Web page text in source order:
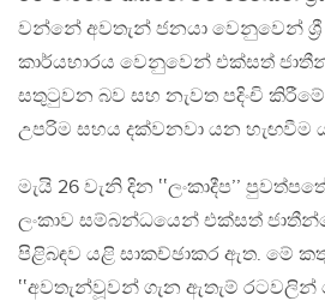
වන්නේ අවතැන් ජනයා වෙනුවෙන් ශ්‍රී
කාර්යභාරය වෙනුවෙන් එක්සත්
සතුටුවන බව සහ නැවත පදිංචි
උපරිම සහය දක්වනවා යන හැඟවීම
මැයි 26 වැනි දින ‛‛ලංකාදීප’’
ලංකාව සම්බන්ධයෙන් එක්සත්
පිළිබඳව යළි සාකච්ඡාකර ඇත. මේ
‛‛අවතැන්වූවන් ගැන ඇතැම් රටවලින්